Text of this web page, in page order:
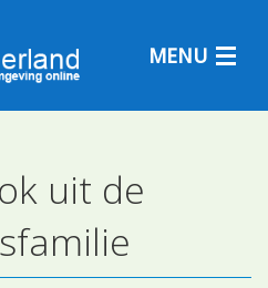
MENU
uit de